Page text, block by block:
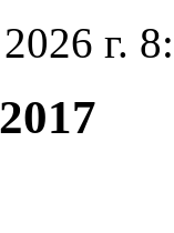
г.